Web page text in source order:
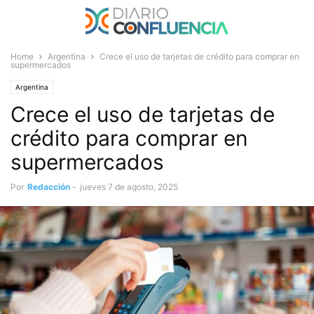
Home Argentina
Crece el uso de tarjetas de crédito para comprar en
supermercados
Argentina
Crece el uso de tarjetas de
crédito para comprar en
supermercados
Por Redacción - jueves 7 de agosto, 2025